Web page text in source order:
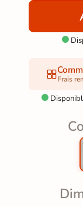

Frais
